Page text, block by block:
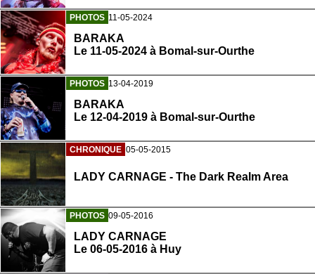
PHOTOS 11-05-2024
BARAKA
Le 11-05-2024 à Bomal-sur-Ourthe
PHOTOS 13-04-2019
BARAKA
Le 12-04-2019 à Bomal-sur-Ourthe
CHRONIQUE 05-05-2015
LADY CARNAGE - The Dark Realm Area
PHOTOS 09-05-2016
LADY CARNAGE
Le 06-05-2016 à Huy